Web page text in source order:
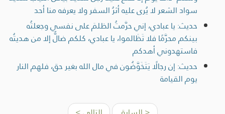
سواد الشعر لا يُرى عليه أثرُ السفر ولا يعرفه منا أحد
حديث: يا عبادي، إني حرَّمتُ الظلمَ على نفسي وجعلتُه
بينكم محرَّمًا فلا تَظَالموا، يا عبادي، كلكم ضالٌّ إلا من هديتُه
فاستهدوني أهدكم
حديث: إن رجالًا يَتَخَوَّضُون في مال الله بغير حق، فلهم النار
يوم القيامة